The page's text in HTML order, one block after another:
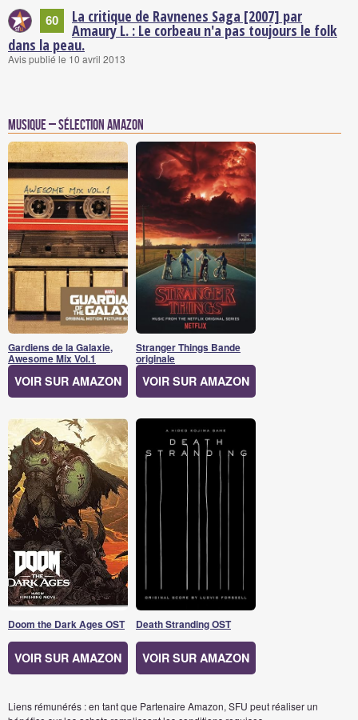
60 La critique de Ravnenes Saga [2007] par
Amaury L. : Le corbeau n'a pas toujours le folk
dans la peau.
Avis publié le 10 avril 2013
Musique – Sélection Amazon
Gardiens de la Galaxie,
Awesome Mix Vol.1
VOIR SUR AMAZON
Stranger Things Bande
originale
VOIR SUR AMAZON
Doom the Dark Ages OST
VOIR SUR AMAZON
Death Stranding OST
VOIR SUR AMAZON
Liens rémunérés : en tant que Partenaire Amazon, SFU peut réaliser un